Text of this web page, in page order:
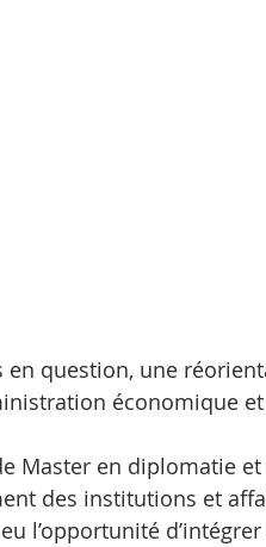
question, une
économique
Master en diplomatie
des institutions et
l’opportunité